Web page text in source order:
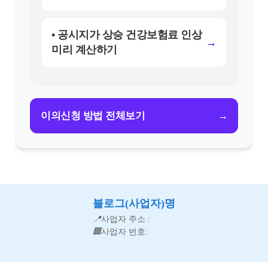
• 공시지가 상승 건강보험료 인상
미리 계산하기
→
이의신청 방법 전체보기 →
블로그(사업자)명
📍사업자 주소 :
🏢사업자 번호: